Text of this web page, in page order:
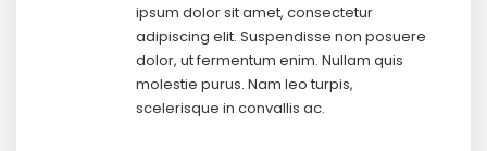
ipsum dolor sit amet, consectetur
adipiscing elit. Suspendisse non posuere
dolor, ut fermentum enim. Nullam quis
molestie purus. Nam leo turpis,
scelerisque in convallis ac.